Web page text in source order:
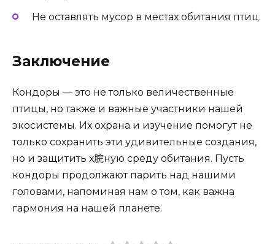
Не оставлять мусор в местах обитания птиц.
Заключение
Кондоры — это не только величественные
птицы, но также и важные участники нашей
экосистемы. Их охрана и изучение помогут не
только сохранить эти удивительные создания,
но и защитить х脘ную среду обитания. Пусть
кондоры продолжают парить над нашими
головами, напоминая нам о том, как важна
гармония на нашей планете.